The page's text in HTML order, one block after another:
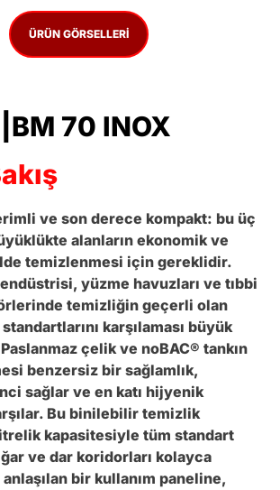
ÜRÜN GÖRSELLERI
70 INOX
ve son derece kompakt: bu üç
alanların ekonomik ve
temizlenmesi için gereklidir.
yüzme havuzları ve tıbbi
temizliğin geçerli olan
karşılaması büyük
çelik ve noBAC® tankın
benzersiz bir sağlamlık,
sağlar ve en katı hijyenik
Bu binilebilir temizlik
kapasitesiyle tüm standart
ve dar koridorları kolayca
bir kullanım paneline,